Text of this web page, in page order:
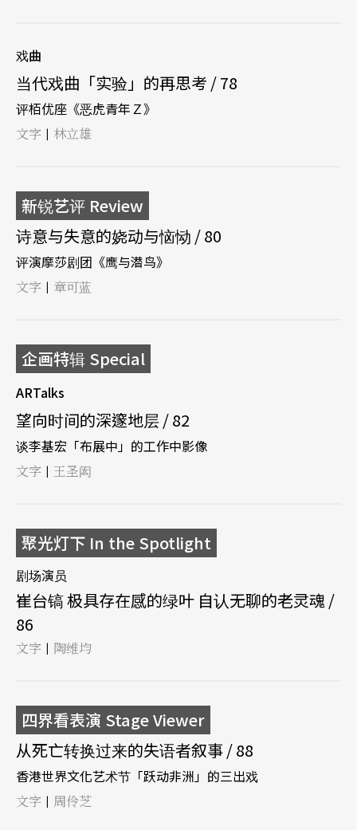
戏曲
当代戏曲「实验」的再思考 / 78
评栢优座《恶虎青年Ｚ》
文字 | 林立雄
新锐艺评 Review
诗意与失意的娆动与恼恸 / 80
评演摩莎剧团《鹰与潜鸟》
文字 | 章可蓝
企画特辑 Special
ARTalks
望向时间的深邃地层 / 82
谈李基宏「布展中」的工作中影像
文字 | 王圣闳
聚光灯下 In the Spotlight
剧场演员
崔台镐 极具存在感的绿叶 自认无聊的老灵魂 /
86
文字 | 陶维均
四界看表演 Stage Viewer
从死亡转换过来的失语者叙事 / 88
香港世界文化艺术节「跃动非洲」的三出戏
文字 | 周伶芝